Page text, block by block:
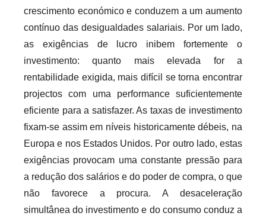
crescimento económico e conduzem a um aumento
contínuo das desigualdades salariais. Por um lado,
as exigências de lucro inibem fortemente o
investimento: quanto mais elevada for a
rentabilidade exigida, mais difícil se torna encontrar
projectos com uma performance suficientemente
eficiente para a satisfazer. As taxas de investimento
fixam-se assim em níveis historicamente débeis, na
Europa e nos Estados Unidos. Por outro lado, estas
exigências provocam uma constante pressão para
a redução dos salários e do poder de compra, o que
não favorece a procura. A desaceleração
simultânea do investimento e do consumo conduz a